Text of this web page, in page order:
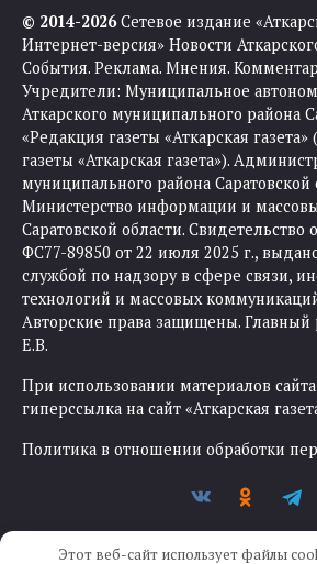
© 2014-2026Сетевое издание
Интернет-версия» Новости
События. Реклама. Мнения.
Учредители: Муниципальное
Аткарского муниципального района
«Редакция газеты «Аткарская
газеты «Аткарская газета»).
муниципального района Саратовской
Министерство информации и
Саратовской области.
ФС77-89850 от 22 июля 2025 г.,
службой по надзору в сфере связи,
технологий и массовых
Авторские права защищены. Главный
Е.В.
При использовании материалов
гиперссылка на сайт «Аткарская
Политика в отношении обработки
Этот веб-сайт использует файлы